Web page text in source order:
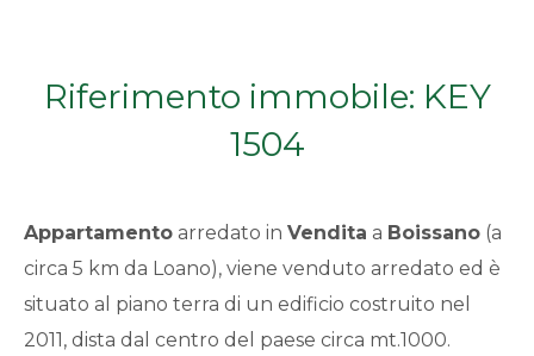
Riferimento immobile: KEY
1504
Appartamento arredato inVendita a Boissano (a
circa 5 km da Loano), viene venduto arredato ed è
situato al piano terra di un edificio costruito nel
2011, dista dal centro del paese circa mt.1000.
1
3
4